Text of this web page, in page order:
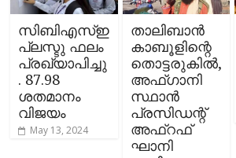
സിബിഎസ്‌ഇ
പ്ലസ്ടു ഫലം
പ്രഖ്യാപിച്ചു
. 87.98
ശതമാനം
വിജയം
May 13, 2024
താലിബാൻ
കാബൂളിന്റെ
തൊട്ടരുകിൽ,
അഫ്ഗാനി
സ്ഥാന്‍
പ്രസിഡന്റ്
അഫ്‌റഫ്
ഘാനി